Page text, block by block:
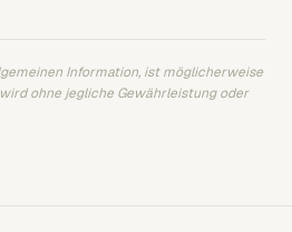
Information, ist möglicherweise
ohne jegliche Gewährleistung oder